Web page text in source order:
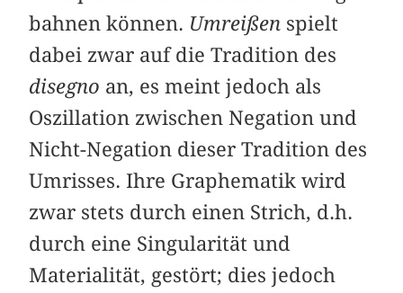
bahnen können. Umreißen spielt
dabei zwar auf die Tradition des
disegno an, es meint jedoch als
Oszillation zwischen Negation und
Nicht-Negation dieser Tradition des
Umrisses. Ihre Graphematik wird
zwar stets durch einen Strich, d.h.
durch eine Singularität und
Materialität, gestört; dies jedoch